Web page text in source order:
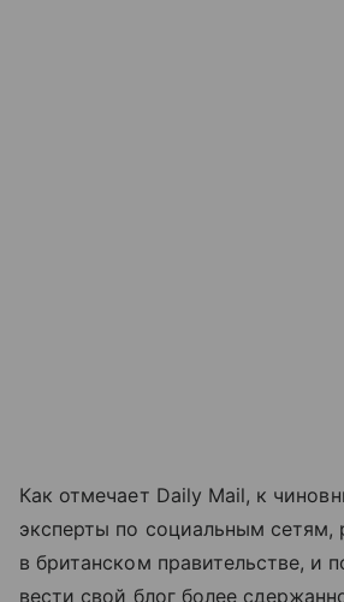
Как отмечает Daily Mail, к
эксперты по социальным
в британском правительстве, и
вести свой блог более